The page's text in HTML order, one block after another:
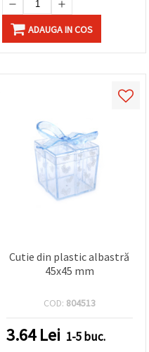
ADAUGA IN COS
Cutie din plastic albastră
45x45 mm
COD: 804513
3.64Lei 1-5 buc.